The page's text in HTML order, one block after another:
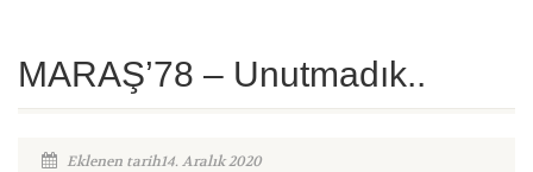
MARAŞ’78 – Unutmadık..
Eklenen tarih14. Aralık 2020